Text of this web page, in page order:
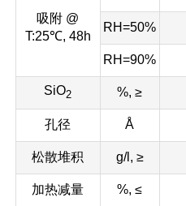
吸附 @
T:25℃, 48h
RH=50%
RH=90%
SiO2 %, ≥
孔径 Å
松散堆积 g/l, ≥
加热减量 %, ≤